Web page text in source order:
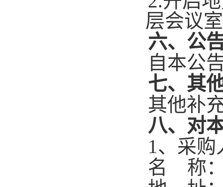
层会议室
六、公
自本公
七、其
其他补
八、对
1、采购
名 称：